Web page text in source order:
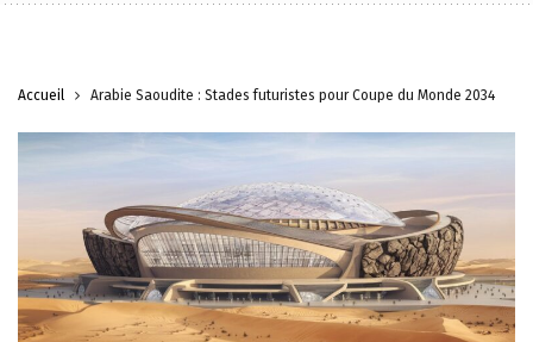
Accueil Arabie Saoudite : Stades futuristes pour Coupe du Monde 2034